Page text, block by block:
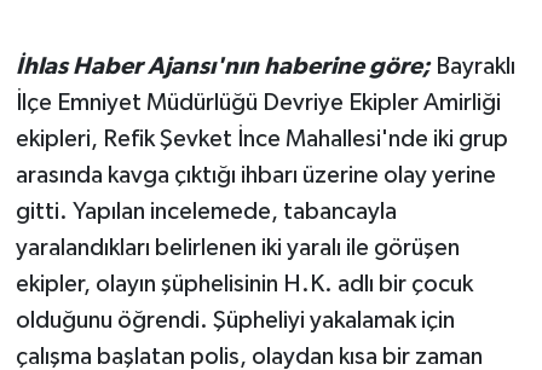
İhlas Haber Ajansı'nın haberine göre; Bayraklı
İlçe Emniyet Müdürlüğü Devriye Ekipler Amirliği
ekipleri, Refik Şevket İnce Mahallesi'nde iki grup
arasında kavga çıktığı ihbarı üzerine olay yerine
gitti. Yapılan incelemede, tabancayla
yaralandıkları belirlenen iki yaralı ile görüşen
ekipler, olayın şüphelisinin H.K. adlı bir çocuk
olduğunu öğrendi. Şüpheliyi yakalamak için
çalışma başlatan polis, olaydan kısa bir zaman